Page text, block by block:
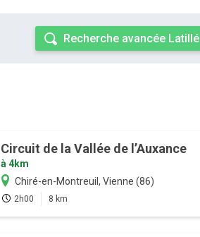
Recherche avancée Latillé
Circuit de la Vallée de l’Auxance
à 4km
Chiré-en-Montreuil, Vienne (86)
2h00 8 km